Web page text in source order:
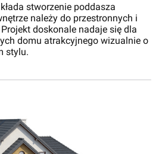
stworzenie poddasza
należy do przestronnych i
doskonale nadaje się dla
domu atrakcyjnego wizualnie o
stylu.